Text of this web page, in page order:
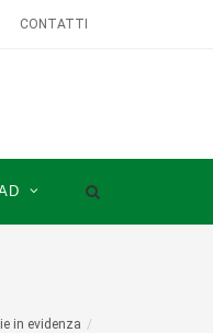
CONTATTI
in evidenza